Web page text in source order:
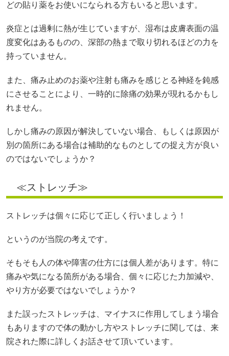
どの貼り薬をお使いになられる方もいると思います。
炎症とは過剰に熱が生じていますが、湿布は皮膚表面の温
度変化はあるものの、深部の熱まで取り切れるほどの力を
持っていません。
また、痛み止めのお薬や注射も痛みを感じとる神経を鈍感
にさせることにより、一時的に除痛の効果が現れるかもし
れません。
しかし痛みの原因が解決していない場合、もしくは原因が
別の箇所にある場合は補助的なものとしての捉え方が良い
のではないでしょうか？
≪ストレッチ≫
ストレッチは個々に応じて正しく行いましょう！
というのが当院の考えです。
そもそも人の体や障害の仕方には個人差があります。特に
痛みや気になる箇所がある場合、個々に応じた力加減や、
やり方が必要ではないでしょうか？
また誤ったストレッチは、マイナスに作用してしまう場合
もありますので体の動かし方やストレッチに関しては、来
院された際に詳しくお話させて頂いています。